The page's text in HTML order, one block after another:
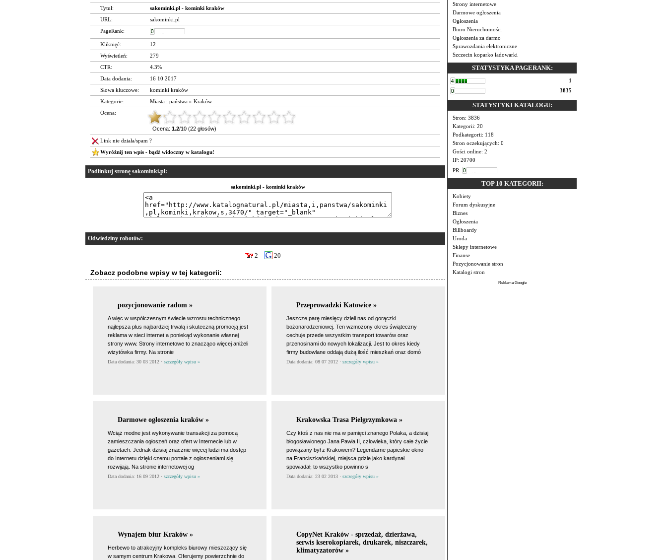
Strony internetowe
Darmowe ogłoszenia
Ogłoszenia
Biuro Nieruchomości
Ogłoszenia za darmo
Sprawozdania elektroniczne
Szczecin koparko ładowarki
STATYSTYKA PAGERANK:
1
3835
STATYSTYKI KATALOGU:
Stron: 3836
Kategorii: 20
Podkategorii: 118
Stron oczekujących: 0
Gości online: 2
IP: 20700
PR:
TOP 10 KATEGORII:
Kobiety
Forum dyskusyjne
Biznes
Ogłoszenia
Billboardy
Uroda
Sklepy internetowe
Finanse
Pozycjonowanie stron
Katalogi stron
Reklama Google
Tytuł:
sakominki.pl - kominki kraków
URL:
sakominki.pl
PageRank:
Kliknięć:
12
Wyświetleń:
279
CTR:
4.3%
Data dodania:
16 10 2017
Słowa kluczowe:
kominki kraków
Kategorie:
Miasta i państwa » Kraków
Ocena:
Ocena: 1.2/10 (22 głosów)
Link nie działa/spam ?
Wyróżnij ten wpis - bądź widoczny w katalogu!
Podlinkuj stronę sakominki.pl:
sakominki.pl - kominki kraków
Odwiedziny robotów:
2 20
Zobacz podobne wpisy w tej kategorii:
pozycjonowanie radom »
A więc w współczesnym świecie wzrostu technicznego
najlepsza plus najbardziej trwałą i skuteczną promocją jest
reklama w sieci internet a poniekąd wykonanie własnej
strony www. Strony internetowe to znacząco więcej aniżeli
wizytówka firmy. Na stronie
Data dodania: 30 03 2012 · szczegóły wpisu »
Przeprowadzki Katowice »
Jeszcze parę miesięcy dzieli nas od gorączki
bożonarodzeniowej. Ten wzmożony okres świąteczny
cechuje przede wszystkim transport towarów oraz
przenosinami do nowych lokalizacji. Jest to okres kiedy
firmy budowlane oddają dużą ilość mieszkań oraz domó
Data dodania: 08 07 2012 · szczegóły wpisu »
Darmowe ogłoszenia kraków »
Wciąż modne jest wykonywanie transakcji za pomocą
zamieszczania ogłoszeń oraz ofert w Internecie lub w
gazetach. Jednak dzisiaj znacznie więcej ludzi ma dostęp
do Internetu dzięki czemu portale z ogłoszeniami się
rozwijają. Na stronie internetowej og
Data dodania: 16 09 2012 · szczegóły wpisu »
Krakowska Trasa Pielgrzymkowa »
Czy ktoś z nas nie ma w pamięci znanego Polaka, a dzisiaj
błogosławionego Jana Pawła II, człowieka, który całe życie
powiązany był z Krakowem? Legendarne papieskie okno
na Franciszkańskiej, miejsca gdzie jako kardynał
spowiadał, to wszystko powinno s
Data dodania: 23 02 2013 · szczegóły wpisu »
Wynajem biur Kraków »
Herbewo to atrakcyjny kompleks biurowy mieszczący się
w samym centrum Krakowa. Oferujemy powierzchnie do
CopyNet Kraków - sprzedaż, dzierżawa,
serwis kserokopiarek, drukarek, niszczarek,
klimatyzatorów »